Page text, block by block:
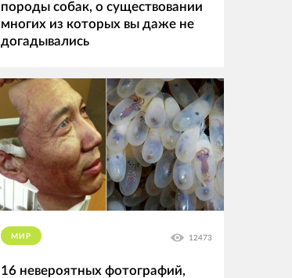
породы собак, о существовании
многих из которых вы даже не
догадывались
МИР 12473
16 невероятных фотографий,